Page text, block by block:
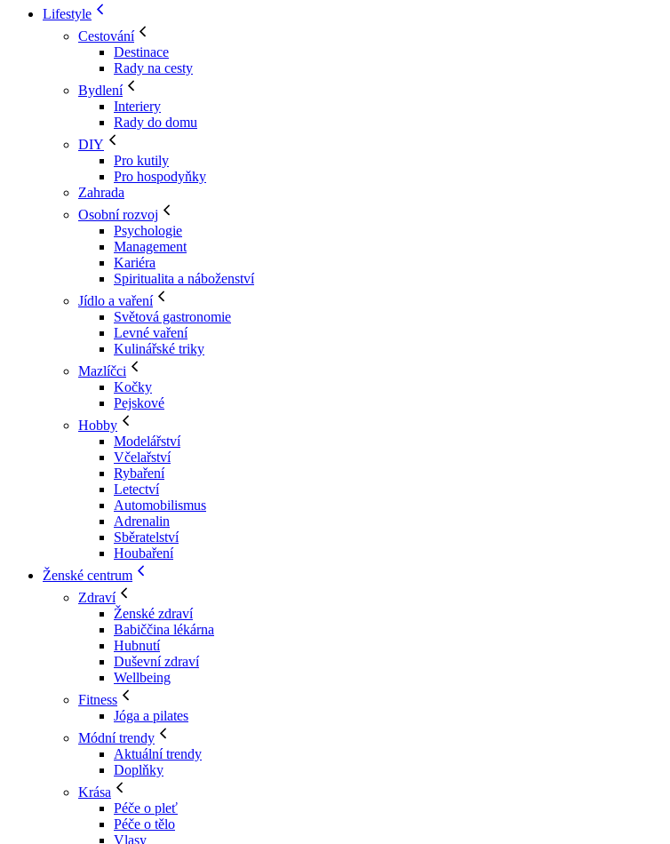
Lifestyle
Cestování
Destinace
Rady na cesty
Bydlení
Interiery
Rady do domu
DIY
Pro kutily
Pro hospodyňky
Zahrada
Osobní rozvoj
Psychologie
Management
Kariéra
Spiritualita a náboženství
Jídlo a vaření
Světová gastronomie
Levné vaření
Kulinářské triky
Mazlíčci
Kočky
Pejskové
Hobby
Modelářství
Včelařství
Rybaření
Letectví
Automobilismus
Adrenalin
Sběratelství
Houbaření
Ženské centrum
Zdraví
Ženské zdraví
Babiččina lékárna
Hubnutí
Duševní zdraví
Wellbeing
Fitness
Jóga a pilates
Módní trendy
Aktuální trendy
Doplňky
Krása
Péče o pleť
Péče o tělo
Vlasy